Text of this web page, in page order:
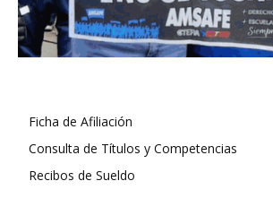
Ficha de Afiliación
Consulta de Títulos y Competencias
Recibos de Sueldo